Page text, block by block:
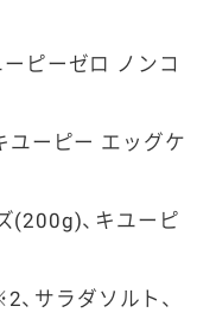
ピーゼロ ノンコ
ユーピー エッグケ
(200g)、キユーピ
サラダソルト、